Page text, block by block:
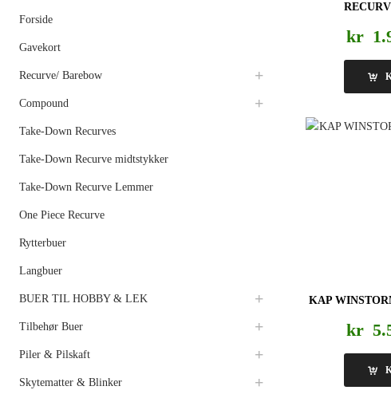
kr
KAP
kr
Forside
Gavekort
Recurve/ Barebow
Compound
Take-Down Recurves
Take-Down Recurve midtstykker
Take-Down Recurve Lemmer
One Piece Recurve
Rytterbuer
Langbuer
BUER TIL HOBBY & LEK
Tilbehør Buer
Piler & Pilskaft
Skytematter & Blinker